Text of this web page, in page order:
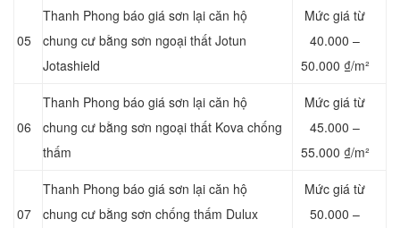
05
Thanh Phong báo giá sơn lại căn hộ
chung cư bằng sơn ngoại thất Jotun
Jotashield
Mức giá từ
40.000 –
50.000 ₫/m²
06
Thanh Phong báo giá sơn lại căn hộ
chung cư bằng sơn ngoại thất Kova chống
thấm
Mức giá từ
45.000 –
55.000 ₫/m²
07
Thanh Phong báo giá sơn lại căn hộ
chung cư bằng sơn chống thấm Dulux
Mức giá từ
50.000 –